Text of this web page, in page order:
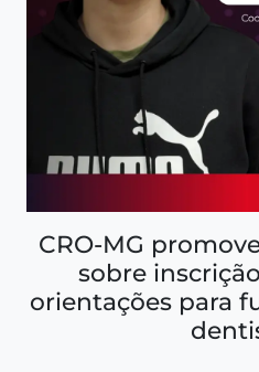
CRO-MG
sobre
orientações para